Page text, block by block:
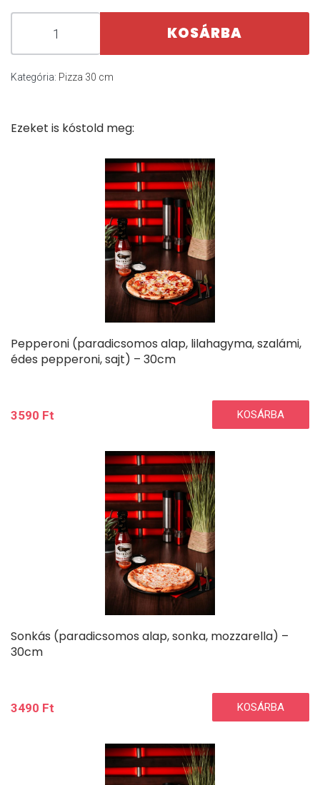
KOSÁRBA
Kategória: Pizza 30 cm
Ezeket is kóstold meg:
Pepperoni (paradicsomos alap, lilahagyma, szalámi,
édes pepperoni, sajt) – 30cm
3590 Ft KOSÁRBA
Sonkás (paradicsomos alap, sonka, mozzarella) –
30cm
3490 Ft KOSÁRBA